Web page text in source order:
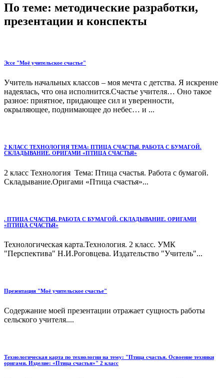
По теме: методические разработки,
презентации и конспекты
Эссе "Моё учительское счастье"
Учитель начальных классов – моя мечта с детства. Я искренне
надеялась, что она исполнится.Счастье учителя… Оно такое
разное: приятное, придающее сил и уверенности,
окрыляющее, поднимающее до небес… и ...
2 КЛАСС ТЕХНОЛОГИЯ ТЕМА: ПТИЦА СЧАСТЬЯ. РАБОТА С БУМАГОЙ.
СКЛАДЫВАНИЕ. ОРИГАМИ «ПТИЦА СЧАСТЬЯ»
2 класс Технология Тема: Птица счастья. Работа с бумагой.
Складывание.Оригами «Птица счастья»...
. ПТИЦА СЧАСТЬЯ. РАБОТА С БУМАГОЙ. СКЛАДЫВАНИЕ. ОРИГАМИ
«ПТИЦА СЧАСТЬЯ»
Технологическая карта.Технология. 2 класс. УМК
"Перспектива" Н.И.Роговцева. Издательство "Учитель"...
Презентация "Моё учительское счастье"
Содержание моей презентации отражает сущность работы
сельского учителя....
Технологическая карта по технологии на тему: "Птица счастья. Освоение техники
оригами. Изделие: «Птица счастья»" 2 класс